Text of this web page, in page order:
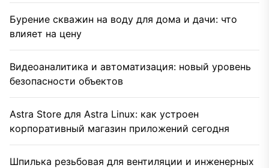
Бурение скважин на воду для дома и дачи: что
влияет на цену
Видеоаналитика и автоматизация: новый уровень
безопасности объектов
Astra Store для Astra Linux: как устроен
корпоративный магазин приложений сегодня
Шпилька резьбовая для вентиляции и инженерных